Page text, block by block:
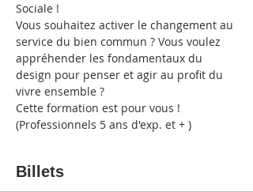
Sociale !
Vous souhaitez activer le changement au
service du bien commun ? Vous voulez
appréhender les fondamentaux du
design pour penser et agir au profit du
vivre ensemble ?
Cette formation est pour vous !
(Professionnels 5 ans d'exp. et + )
Billets